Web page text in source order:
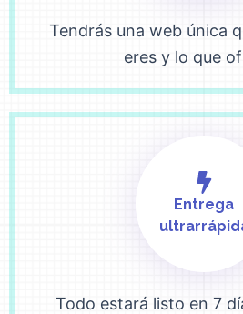
Tendrás una web única
eres y lo que
Entrega
Todo estará listo en 7